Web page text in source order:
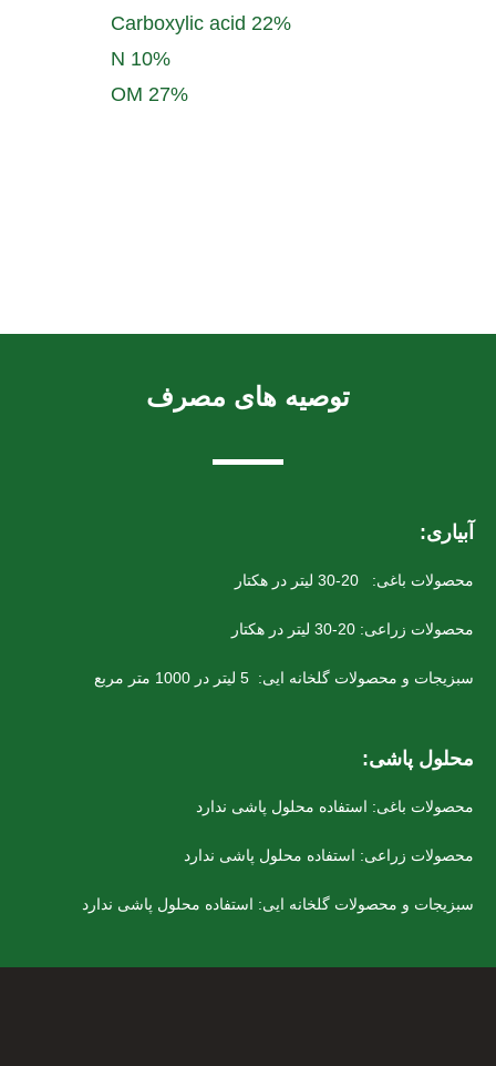
Carboxylic acid 22%
N 10%
OM 27%
توصیه های مصرف
آبیاری:
محصولات باغی: 20-30 لیتر در هکتار
محصولات زراعی: 20-30 لیتر در هکتار
سبزیجات و محصولات گلخانه ایی: 5 لیتر در 1000 متر مربع
محلول پاشی:
محصولات باغی: استفاده محلول پاشی ندارد
محصولات زراعی: استفاده محلول پاشی ندارد
سبزیجات و محصولات گلخانه ایی: استفاده محلول پاشی ندارد